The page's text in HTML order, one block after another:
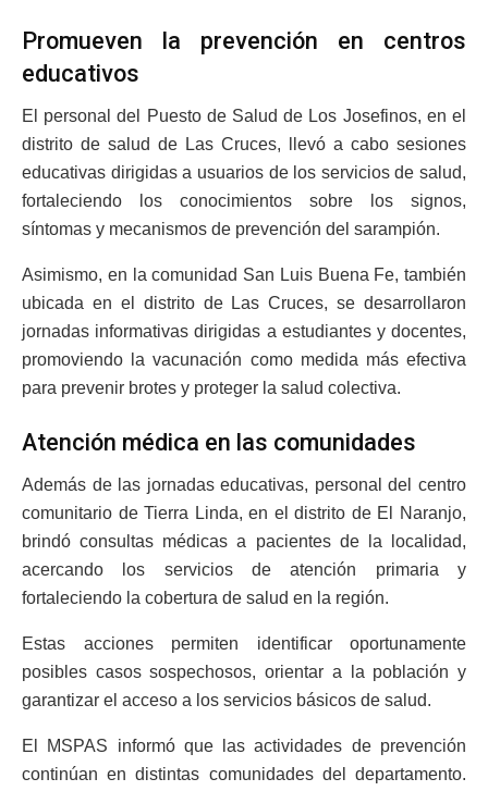
Promueven la prevención en centros
educativos
El personal del Puesto de Salud de Los Josefinos, en el
distrito de salud de Las Cruces, llevó a cabo sesiones
educativas dirigidas a usuarios de los servicios de salud,
fortaleciendo los conocimientos sobre los signos,
síntomas y mecanismos de prevención del sarampión.
Asimismo, en la comunidad San Luis Buena Fe, también
ubicada en el distrito de Las Cruces, se desarrollaron
jornadas informativas dirigidas a estudiantes y docentes,
promoviendo la vacunación como medida más efectiva
para prevenir brotes y proteger la salud colectiva.
Atención médica en las comunidades
Además de las jornadas educativas, personal del centro
comunitario de Tierra Linda, en el distrito de El Naranjo,
brindó consultas médicas a pacientes de la localidad,
acercando los servicios de atención primaria y
fortaleciendo la cobertura de salud en la región.
Estas acciones permiten identificar oportunamente
posibles casos sospechosos, orientar a la población y
garantizar el acceso a los servicios básicos de salud.
El MSPAS informó que las actividades de prevención
continúan en distintas comunidades del departamento.